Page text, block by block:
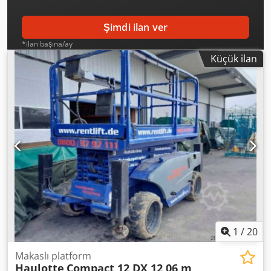
Şimdi ilan ver
*ilan başına/ay
Küçük ilan
1 /20
Makaslı platform
Haulotte Compact 12 DX 12,06 m